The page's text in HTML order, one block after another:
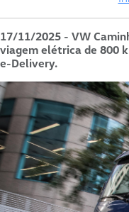
17/11/2025 - VW
viagem elétrica de 800
e-Delivery.